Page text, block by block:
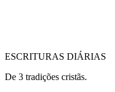
ESCRITURAS DIÁRIAS
De 3 tradições cristãs.